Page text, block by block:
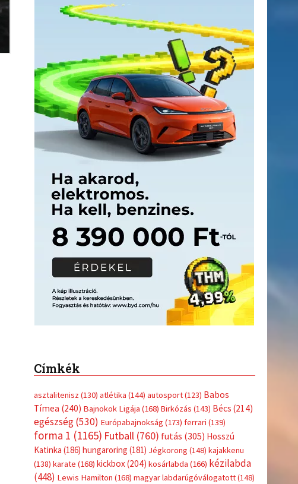
Címkék
asztalitenisz (130) atlétika (144) autosport(123) Babos
Tímea (240) Bajnokok Ligája (168) Birkózás (143) Bécs (214)
egészség(530) Európabajnokság (173) ferrari (139)
forma 1 (1165) Futball(760) futás (305) Hosszú
Katinka (186) hungaroring (181) Jégkorong (148) kajakkenu
(138) karate (168) kickbox(204) kosárlabda (166) kézilabda
(448) Lewis Hamilton (168) magyar labdarúgóválogatott(148)